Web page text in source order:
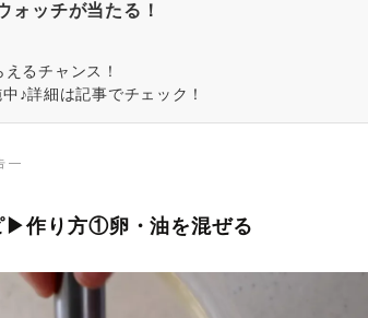
ォッチが当たる！
るチャンス！
♪詳細は記事でチェック！
―
▶作り方①卵・油を混ぜる